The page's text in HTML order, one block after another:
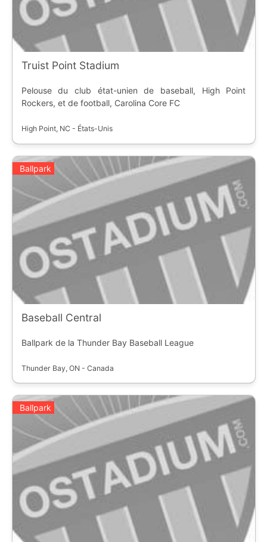
Truist Point Stadium
Pelouse du club état-unien de baseball, High Point
Rockers, et de football, Carolina Core FC
High Point, NC - États-Unis
Ballpark
Baseball Central
Ballpark de la Thunder Bay Baseball League
Thunder Bay, ON - Canada
Ballpark